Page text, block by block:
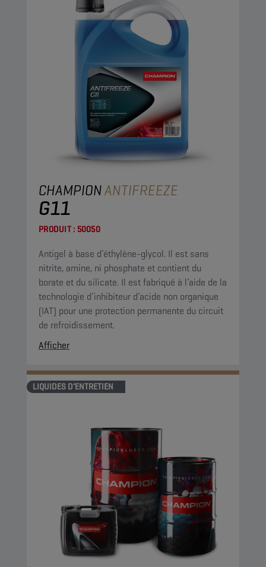
CHAMPIONANTIFREEZE
G11
PRODUIT : 50050
Antigel à base d’éthylène-glycol. Il est sans
nitrite, amine, ni phosphate et contient du
borate et du silicate. Il est fabriqué à l’aide de la
technologie d’inhibiteur d’acide non organique
(IAT) pour une protection permanente du circuit
de refroidissement.
Afficher
LIQUIDES D’ENTRETIEN